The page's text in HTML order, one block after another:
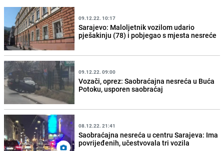
09.12.22. 10:17
Sarajevo: Maloljetnik vozilom udario
pješakinju (78) i pobjegao s mjesta nesreće
09.12.22. 09:00
Vozači, oprez: Saobraćajna nesreća u Buća
Potoku, usporen saobraćaj
08.12.22. 21:41
Saobraćajna nesreća u centru Sarajeva: Ima
povrijeđenih, učestvovala tri vozila